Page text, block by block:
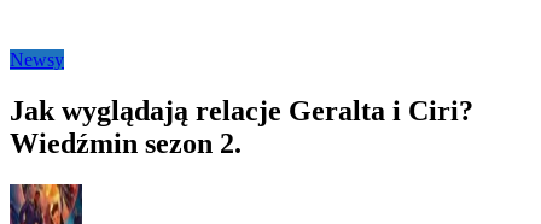
Newsy
Jak wyglądają relacje Geralta i Ciri?
Wiedźmin sezon 2.